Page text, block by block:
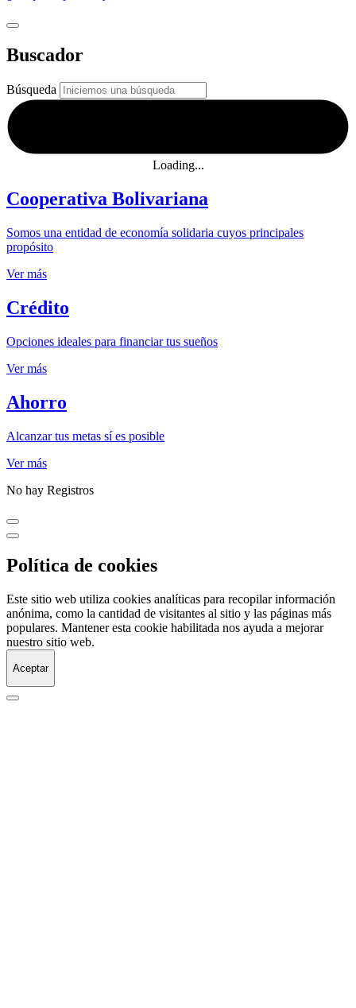
Buscador
Búsqueda
Loading...
Cooperativa Bolivariana
Somos una entidad de economía solidaria cuyos principales
propósito
Ver más
Crédito
Opciones ideales para financiar tus sueños
Ver más
Ahorro
Alcanzar tus metas sí es posible
Ver más
No hay Registros
Política de cookies
Este sitio web utiliza cookies analíticas para recopilar información
anónima, como la cantidad de visitantes al sitio y las páginas más
populares. Mantener esta cookie habilitada nos ayuda a mejorar
nuestro sitio web.
Aceptar